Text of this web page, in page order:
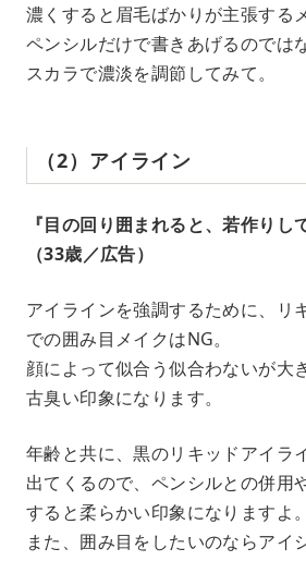
濃くすると眉毛ばかりが主張する
ペンシルだけで書きあげるのでは
スカラで濃淡を調節してみて。
（2）アイライン
『目の回り囲まれると、若作りし
（33歳／広告）
アイラインを強調するために、リ
での囲み目メイクはNG。
顔によって似合う似合わないが大
古臭い印象になります。
年齢と共に、黒のリキッドアイラ
出てくるので、ペンシルとの併用
すると柔らかい印象になりますよ。
また、囲み目をしたいのならアイ